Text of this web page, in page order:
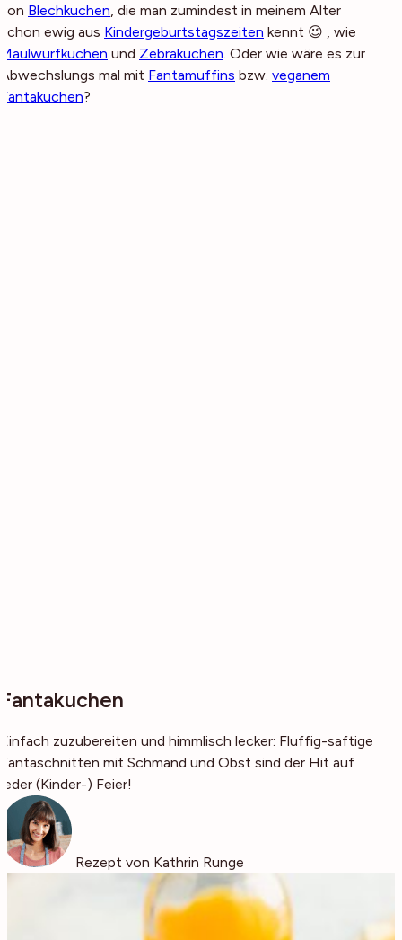
von Blechkuchen , die man zumindest in meinem Alter
schon ewig aus Kindergeburtstagszeiten kennt 😉 , wie
Maulwurfkuchen und Zebrakuchen . Oder wie wäre es zur
Abwechslungs mal mit Fantamuffins bzw. veganem
Fantakuchen?
Fantakuchen
Einfach zuzubereiten und himmlisch lecker: Fluffig-saftige
Fantaschnitten mit Schmand und Obst sind der Hit auf
jeder (Kinder-) Feier!
Rezept von Kathrin Runge